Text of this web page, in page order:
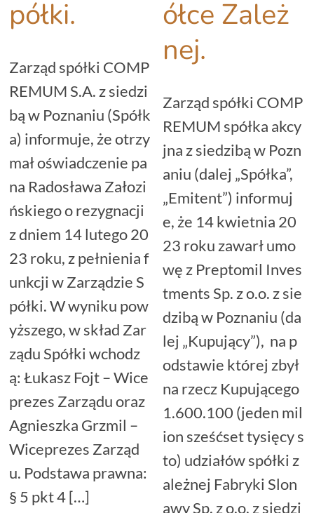
półki.
Zarząd spółki COMP
REMUM S.A. z siedzi
bą w Poznaniu (Spółk
a) informuje, że otrzy
mał oświadczenie pa
na Radosława Załozi
ńskiego o rezygnacji
z dniem 14 lutego 20
23 roku, z pełnienia f
unkcji w Zarządzie S
półki. W wyniku pow
yższego, w skład Zar
ządu Spółki wchodz
ą: Łukasz Fojt – Wice
prezes Zarządu oraz
Agnieszka Grzmil –
Wiceprezes Zarząd
u. Podstawa prawna:
§ 5 pkt 4 […]
ółce Zależ
nej.
Zarząd spółki COMP
REMUM spółka akcy
jna z siedzibą w Pozn
aniu (dalej „Spółka”,
„Emitent”) informuj
e, że 14 kwietnia 20
23 roku zawarł umo
wę z Preptomil Inves
tments Sp. z o.o. z sie
dzibą w Poznaniu (da
lej „Kupujący”), na p
odstawie której zbył
na rzecz Kupującego
1.600.100 (jeden mil
ion sześćset tysięcy s
to) udziałów spółki z
ależnej Fabryki Slon
awy Sp. z o.o. z siedzi